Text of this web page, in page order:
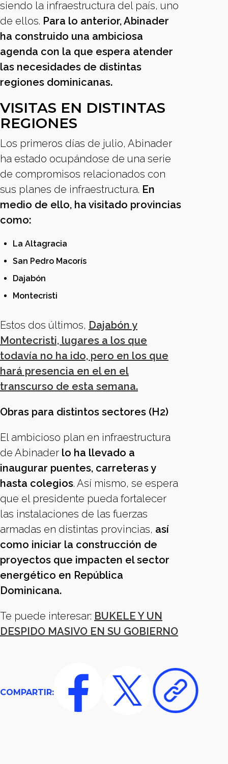
siendo la infraestructura del país, uno
de ellos. Para lo anterior, Abinader
ha construido una ambiciosa
agenda con la que espera atender
las necesidades de distintas
regiones dominicanas.
VISITAS EN DISTINTAS
REGIONES
Los primeros días de julio, Abinader
ha estado ocupándose de una serie
de compromisos relacionados con
sus planes de infraestructura. En
medio de ello, ha visitado provincias
como:
La Altagracia
San Pedro Macorís
Dajabón
Montecristi
Estos dos últimos, Dajabón y
Montecristi, lugares a los que
todavía no ha ido, pero en los que
hará presencia en el en el
transcurso de esta semana.
Obras para distintos sectores (H2)
El ambicioso plan en infraestructura
de Abinader lo ha llevado a
inaugurar puentes, carreteras y
hasta colegios. Así mismo, se espera
que el presidente pueda fortalecer
las instalaciones de las fuerzas
armadas en distintas provincias, así
como iniciar la construcción de
proyectos que impacten el sector
energético en República
Dominicana.
Te puede interesar: BUKELE Y UN
DESPIDO MASIVO EN SU GOBIERNO
COMPARTIR: